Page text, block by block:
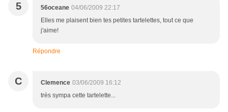
5 56oceane 04/06/2009 22:17
Elles me plaisent bien tes petites tartelettes, tout ce que
j'aime!
Répondre
C Clemence 03/06/2009 16:12
très sympa cette tartelette...